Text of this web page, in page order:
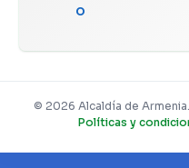
o
© 2026 Alcaldía de
Políticas y